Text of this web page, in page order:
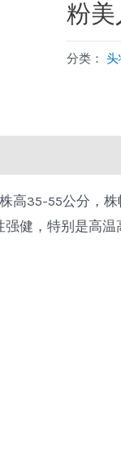
粉美
分类： 头
35-55公分，
健，特别是高